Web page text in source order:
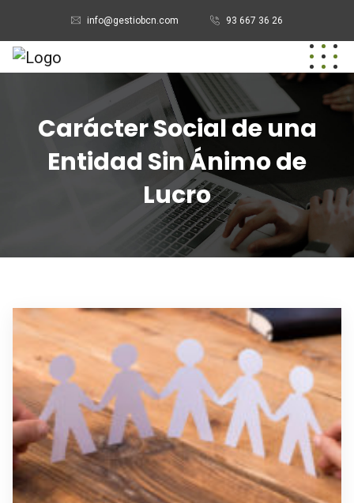
info@gestiobcn.com 93 667 36 26
Carácter Social de una
Entidad Sin Ánimo de
Lucro